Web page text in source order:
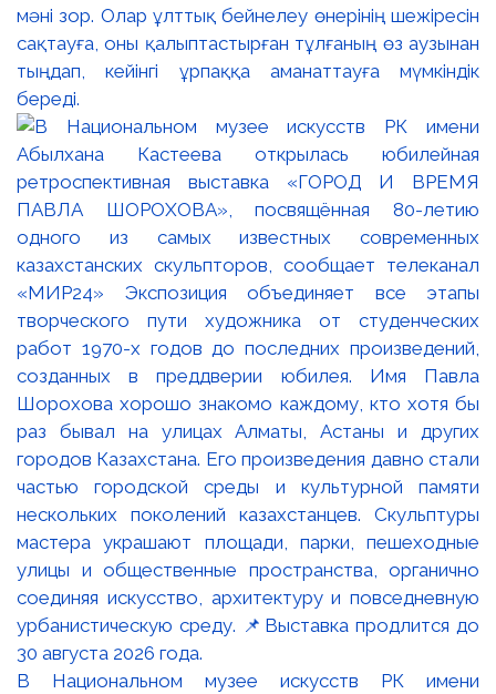
мәні зор. Олар ұлттық бейнелеу өнерінің шежіресін
сақтауға, оны қалыптастырған тұлғаның өз аузынан
тыңдап, кейінгі ұрпаққа аманаттауға мүмкіндік
береді.
В Национальном музее искусств РК имени